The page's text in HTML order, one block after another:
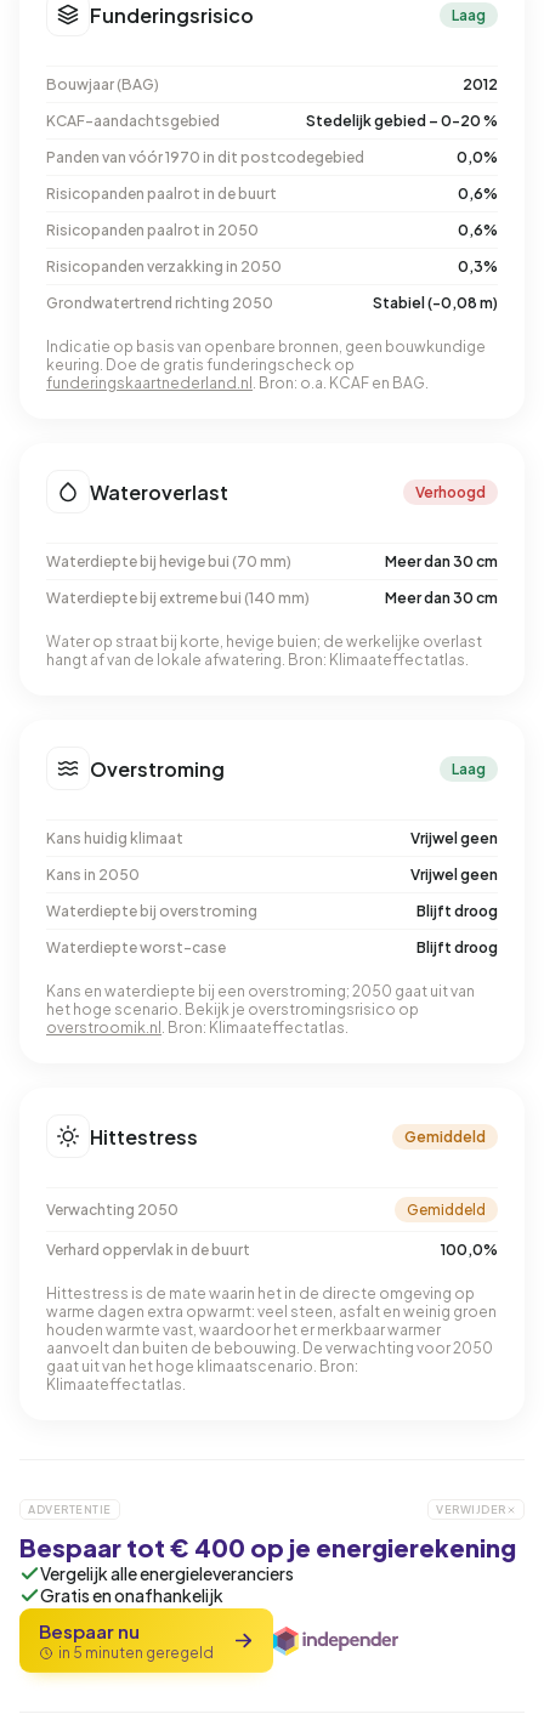
Funderingsrisico Laag
Bouwjaar (BAG)
2012
KCAF-aandachtsgebied
Stedelijk gebied – 0-20 %
Panden van vóór 1970 in dit postcodegebied
0,0%
Risicopanden paalrot in de buurt
0,6%
Risicopanden paalrot in 2050
0,6%
Risicopanden verzakking in 2050
0,3%
Grondwatertrend richting 2050
Stabiel (-0,08 m)
Indicatie op basis van openbare bronnen, geen bouwkundige
keuring. Doe de gratis funderingscheck op
funderingskaartnederland.nl . Bron: o.a. KCAF en BAG.
Wateroverlast Verhoogd
Waterdiepte bij hevige bui (70 mm)
Meer dan 30 cm
Waterdiepte bij extreme bui (140 mm)
Meer dan 30 cm
Water op straat bij korte, hevige buien; de werkelijke overlast
hangt af van de lokale afwatering. Bron: Klimaateffectatlas.
Overstroming Laag
Kans huidig klimaat
Vrijwel geen
Kans in 2050
Vrijwel geen
Waterdiepte bij overstroming
Blijft droog
Waterdiepte worst-case
Blijft droog
Kans en waterdiepte bij een overstroming; 2050 gaat uit van
het hoge scenario. Bekijk je overstromingsrisico op
overstroomik.nl . Bron: Klimaateffectatlas.
Hittestress Gemiddeld
Verwachting 2050 Gemiddeld
Verhard oppervlak in de buurt 100,0%
Hittestress is de mate waarin het in de directe omgeving op
warme dagen extra opwarmt: veel steen, asfalt en weinig groen
houden warmte vast, waardoor het er merkbaar warmer
aanvoelt dan buiten de bebouwing. De verwachting voor 2050
gaat uit van het hoge klimaatscenario. Bron:
Klimaateffectatlas.
ADVERTENTIE VERWIJDER
Bespaar tot € 400 op je energierekening
Vergelijk alle energieleveranciers
Gratis en onafhankelijk
Bespaar nu
in 5 minuten geregeld